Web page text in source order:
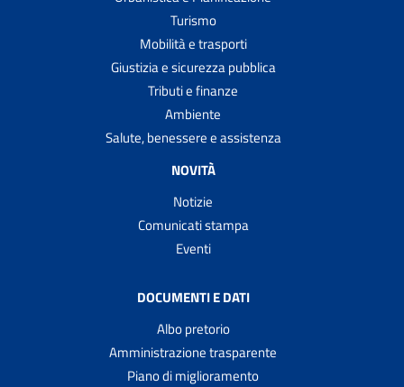
Turismo
Mobilità e trasporti
Giustizia e sicurezza pubblica
Tributi e finanze
Ambiente
Salute, benessere e assistenza
NOVITÀ
Notizie
Comunicati stampa
Eventi
DOCUMENTI E DATI
Albo pretorio
Amministrazione trasparente
Piano di miglioramento